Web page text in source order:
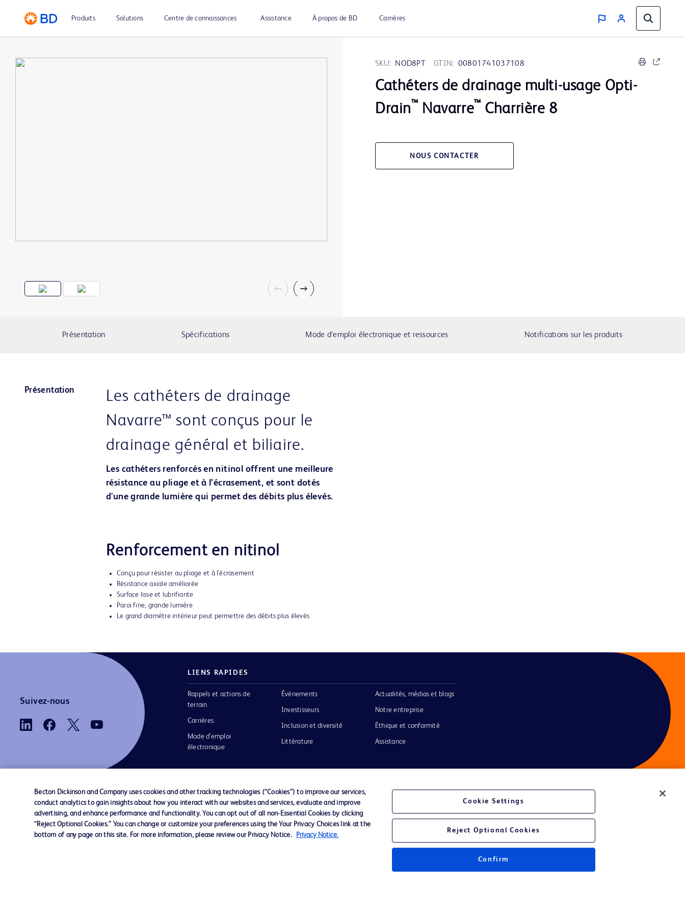
Produits Solutions Centre de connaissances Assistance À propos de BD Carrières
SKU: NOD8PT GTIN: 00801741037108
Cathéters de drainage multi-usage Opti-
Drain™ Navarre™ Charrière 8
NOUS CONTACTER
Présentation Spécifications Mode d’emploi électronique et ressources Notifications sur les produits
Présentation
Les cathéters de drainage
Navarre™ sont conçus pour le
drainage général et biliaire.
Les cathéters renforcés en nitinol offrent une meilleure
résistance au pliage et à l’écrasement, et sont dotés
d'une grande lumière qui permet des débits plus élevés.
Renforcement en nitinol
Conçu pour résister au pliage et à l'écrasement
Résistance axiale améliorée
Surface lisse et lubrifiante
Paroi fine, grande lumière
Le grand diamètre intérieur peut permettre des débits plus élevés
Suivez-nous
LIENS RAPIDES
Rappels et actions de
terrain
Carrières
Mode d’emploi
électronique
Événements
Investisseurs
Inclusion et diversité
Littérature
Actualités, médias et blogs
Notre entreprise
Éthique et conformité
Assistance
Nous contacter Préférences en matière de cookies Confidentialité Conditions d’utilisation
Becton Dickinson and Company uses cookies and other tracking technologies (“Cookies”) to improve our services,
conduct analytics to gain insights about how you interact with our websites and services, evaluate and improve
advertising, and enhance performance and functionality. You can opt out of all non-Essential Cookies by clicking
“Reject Optional Cookies.” You can change or customize your preferences using the Your Privacy Choices link at the
bottom of any page on this site. For more information, please review our Privacy Notice.
Privacy Notice.
Cookie Settings
Reject Optional Cookies
Confirm